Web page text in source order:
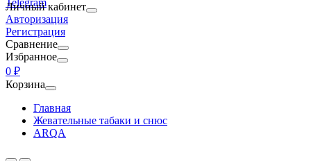
Личный кабинет
Авторизация
Регистрация
Сравнение
Избранное
0 ₽
Корзина
Главная
Жевательные табаки и снюс
ARQA